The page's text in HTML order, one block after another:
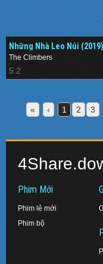
Những Nhà Leo Núi (2019)
The Climbers
5.2
« ‹ 1 2 3
Phim Mới
Phim lẻ mới
Phim bộ